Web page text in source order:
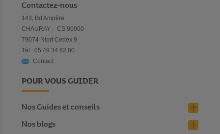
Contactez-nous
143, Bd Ampère
CHAURAY – CS 90000
79074 Niort Cedex 9
Tél : 05 49 34 62 00
Contact
POUR VOUS GUIDER
Nos Guides et conseils
Nos blogs